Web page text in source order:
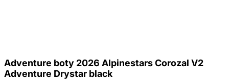
Adventure boty 2026 Alpinestars Corozal V2
Adventure Drystar black